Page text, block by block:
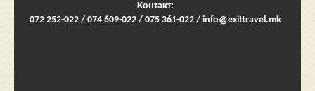
Контакт:
072 252-022 / 074 609-022 / 075 361-022 / info@exittravel.mk